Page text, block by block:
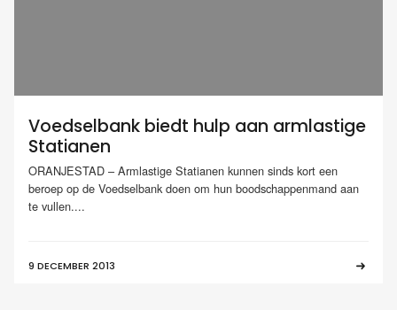
Voedselbank biedt hulp aan armlastige
Statianen
ORANJESTAD – Armlastige Statianen kunnen sinds kort een
beroep op de Voedselbank doen om hun boodschappenmand aan
te vullen....
9 DECEMBER 2013